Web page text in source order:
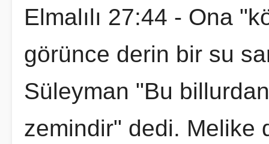
Elmalılı 27:44 - Ona
görünce derin bir su
Süleyman "Bu
zemindir" dedi. Melike